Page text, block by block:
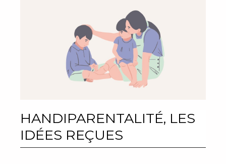
HANDIPARENTALITÉ, LES
IDÉES REÇUES